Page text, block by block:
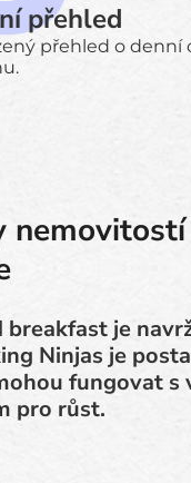
přehled
přehled o denní
je
Ninjas je
fungovat
pro růst.